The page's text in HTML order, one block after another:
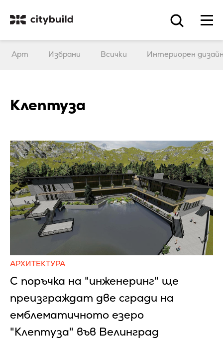
Арт Избрани Всички Интериорен
Клептуза
АРХИТЕКТУРА
С поръчка на "инженеринг" ще
преизграждат две сгради на
емблематичното езеро
"Клептуза" във Велинград